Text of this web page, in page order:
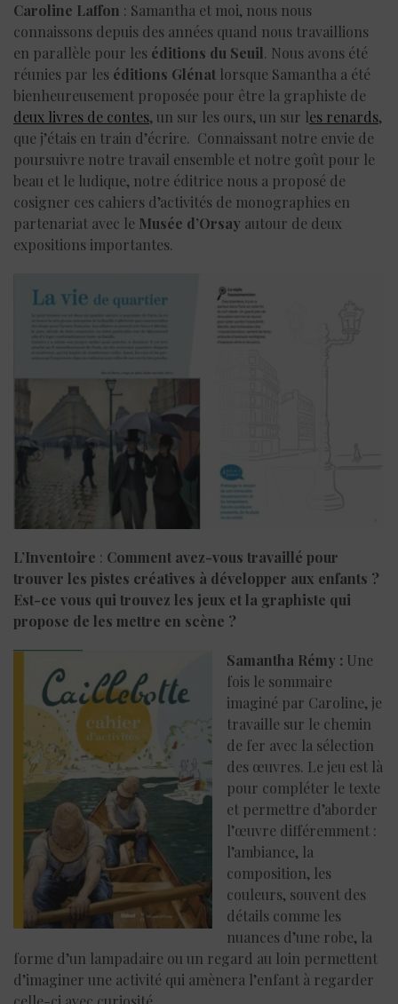
Caroline Laffon : Samantha et moi, nous nous
connaissons depuis des années quand nous travaillions
en parallèle pour les éditions du Seuil. Nous avons été
réunies par les éditions Glénat lorsque Samantha a été
bienheureusement proposée pour être la graphiste de
deux livres de contes, un sur les ours, un sur les renards,
que j’étais en train d’écrire. Connaissant notre envie de
poursuivre notre travail ensemble et notre goût pour le
beau et le ludique, notre éditrice nous a proposé de
cosigner ces cahiers d’activités de monographies en
partenariat avec le Musée d’Orsay autour de deux
expositions importantes.
L’Inventoire : Comment avez-vous travaillé pour
trouver les pistes créatives à développer aux enfants ?
Est-ce vous qui trouvez les jeux et la graphiste qui
propose de les mettre en scène ?
Samantha Rémy : Une
fois le sommaire
imaginé par Caroline, je
travaille sur le chemin
de fer avec la sélection
des œuvres. Le jeu est là
pour compléter le texte
et permettre d’aborder
l’œuvre différemment :
l’ambiance, la
composition, les
couleurs, souvent des
détails comme les
nuances d’une robe, la
forme d’un lampadaire ou un regard au loin permettent
d’imaginer une activité qui amènera l’enfant à regarder